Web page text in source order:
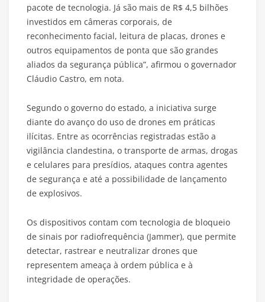
pacote de tecnologia. Já são mais de R$ 4,5 bilhões
investidos em câmeras corporais, de
reconhecimento facial, leitura de placas, drones e
outros equipamentos de ponta que são grandes
aliados da segurança pública”, afirmou o governador
Cláudio Castro, em nota.
Segundo o governo do estado, a iniciativa surge
diante do avanço do uso de drones em práticas
ilícitas. Entre as ocorrências registradas estão a
vigilância clandestina, o transporte de armas, drogas
e celulares para presídios, ataques contra agentes
de segurança e até a possibilidade de lançamento
de explosivos.
Os dispositivos contam com tecnologia de bloqueio
de sinais por radiofrequência (Jammer), que permite
detectar, rastrear e neutralizar drones que
representem ameaça à ordem pública e à
integridade de operações.